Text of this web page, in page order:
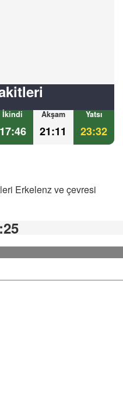
İkindi
17:46
Akşam
21:11
Yatsı
23:32
Erkelenz ve çevresi